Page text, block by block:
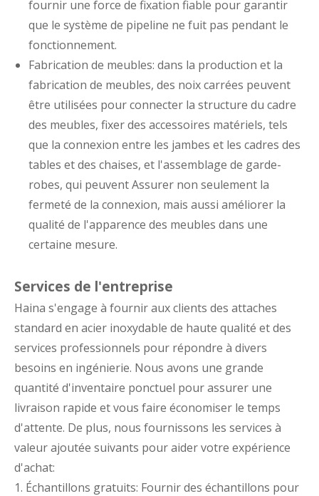
fournir une force de fixation fiable pour garantir
que le système de pipeline ne fuit pas pendant le
fonctionnement.
Fabrication de meubles: dans la production et la
fabrication de meubles, des noix carrées peuvent
être utilisées pour connecter la structure du cadre
des meubles, fixer des accessoires matériels, tels
que la connexion entre les jambes et les cadres des
tables et des chaises, et l'assemblage de garde-
robes, qui peuvent Assurer non seulement la
fermeté de la connexion, mais aussi améliorer la
qualité de l'apparence des meubles dans une
certaine mesure.
Services de l'entreprise
Haina s'engage à fournir aux clients des attaches
standard en acier inoxydable de haute qualité et des
services professionnels pour répondre à divers
besoins en ingénierie. Nous avons une grande
quantité d'inventaire ponctuel pour assurer une
livraison rapide et vous faire économiser le temps
d'attente. De plus, nous fournissons les services à
valeur ajoutée suivants pour aider votre expérience
d'achat:
1. Échantillons gratuits: Fournir des échantillons pour